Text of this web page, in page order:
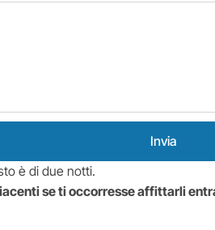
Invia
è di due notti.
se ti occorresse affittarli